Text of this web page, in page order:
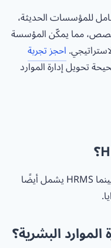
للمؤسسات الحديثة،
مما يمكّن المؤسسة
احجز تجربة
تحويل إدارة الموارد
HRIS يركز على تخزين وإدارة البيانات، بينما HRMS يشمل أيضًا
البشرية؟